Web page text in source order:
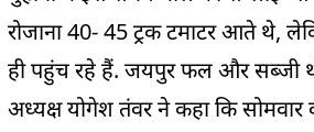
रोजना 40-45ट्रक टमाटर आते थे,
ही पहुंच रहे हैं. जयपुर फल और सब्जी
अध्यक्ष योगेशतंवरनेकहाकि सोमवार